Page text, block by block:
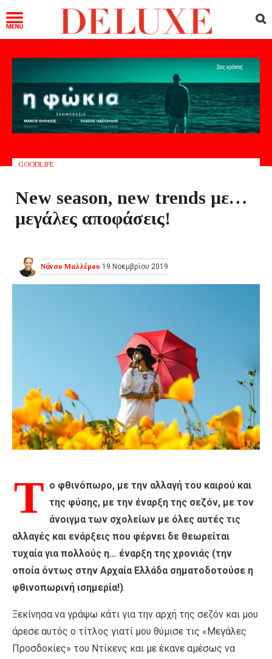
GOODLIFE
New season, new trends με…
μεγάλες αποφάσεις!
Νάνσυ Μαλλέρου 19 Νοεμβρίου 2019
Τ ο φθινόπωρο, με την αλλαγή του καιρού και
της φύσης, με την έναρξη της σεζόν, με τον
άνοιγμα των σχολείων με όλες αυτές τις
αλλαγές και ενάρξεις που φέρνει δε θεωρείται
τυχαία για πολλούς η… έναρξη της χρονιάς (την
οποία όντως στην Αρχαία Ελλάδα σηματοδοτούσε η
φθινοπωρινή ισημερία!).
Ξεκίνησα να γράψω κάτι για την αρχή της σεζόν και μου
άρεσε αυτός ο τίτλος γιατί μου θύμισε τις «Μεγάλες
Προσδοκίες» του Ντίκενς και με έκανε αμέσως να